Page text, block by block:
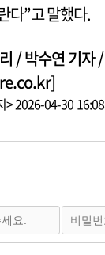
다”고 말했다.
/ 박수연 기자 /
> 2026-04-30